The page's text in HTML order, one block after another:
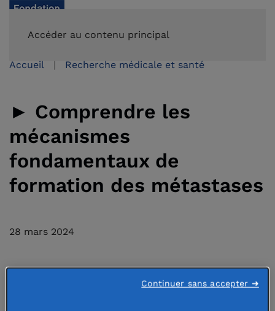
Accéder au contenu principal
Accueil Recherche médicale et santé
► Comprendre les
mécanismes
fondamentaux de
formation des métastases
28 mars 2024
Continuer sans accepter ➜